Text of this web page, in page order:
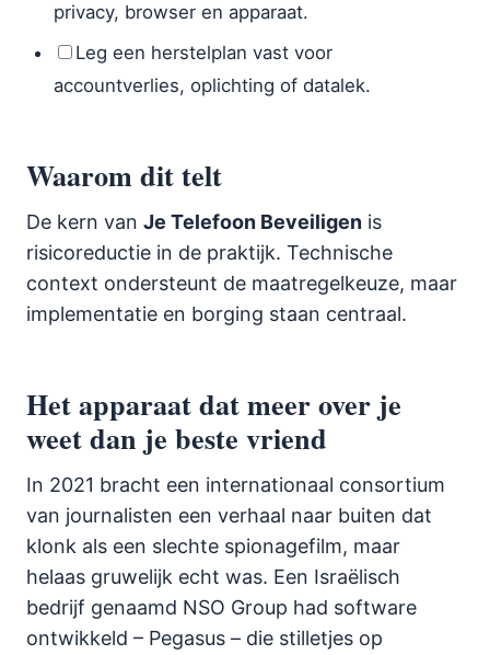
privacy, browser en apparaat.
Leg een herstelplan vast voor
accountverlies, oplichting of datalek.
Waarom dit telt
De kern van Je Telefoon Beveiligen is
risicoreductie in de praktijk. Technische
context ondersteunt de maatregelkeuze, maar
implementatie en borging staan centraal.
Het apparaat dat meer over je
weet dan je beste vriend
In 2021 bracht een internationaal consortium
van journalisten een verhaal naar buiten dat
klonk als een slechte spionagefilm, maar
helaas gruwelijk echt was. Een Israëlisch
bedrijf genaamd NSO Group had software
ontwikkeld – Pegasus – die stilletjes op